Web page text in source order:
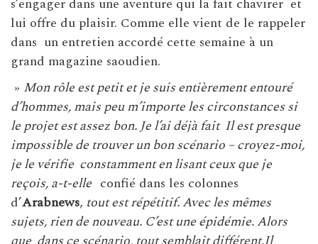
s’engager dans une aventure qui la fait chavirer et
lui offre du plaisir. Comme elle vient de le rappeler
dans un entretien accordé cette semaine à un
grand magazine saoudien.
» Mon rôle est petit et je suis entièrement entouré
d’hommes, mais peu m’importe les circonstances si
le projet est assez bon. Je l’ai déjà fait Il est presque
impossible de trouver un bon scénario – croyez-moi,
je le vérifie constamment en lisant ceux que je
reçois, a-t-elle confié dans les colonnes
d’Arabnews, tout est répétitif. Avec les mêmes
sujets, rien de nouveau. C’est une épidémie. Alors